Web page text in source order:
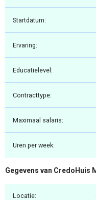
Startdatum:
Ervaring:
Educatielevel:
Contracttype:
Maximaal salaris:
Uren per week:
Gegevens van CredoHuis
Locatie: